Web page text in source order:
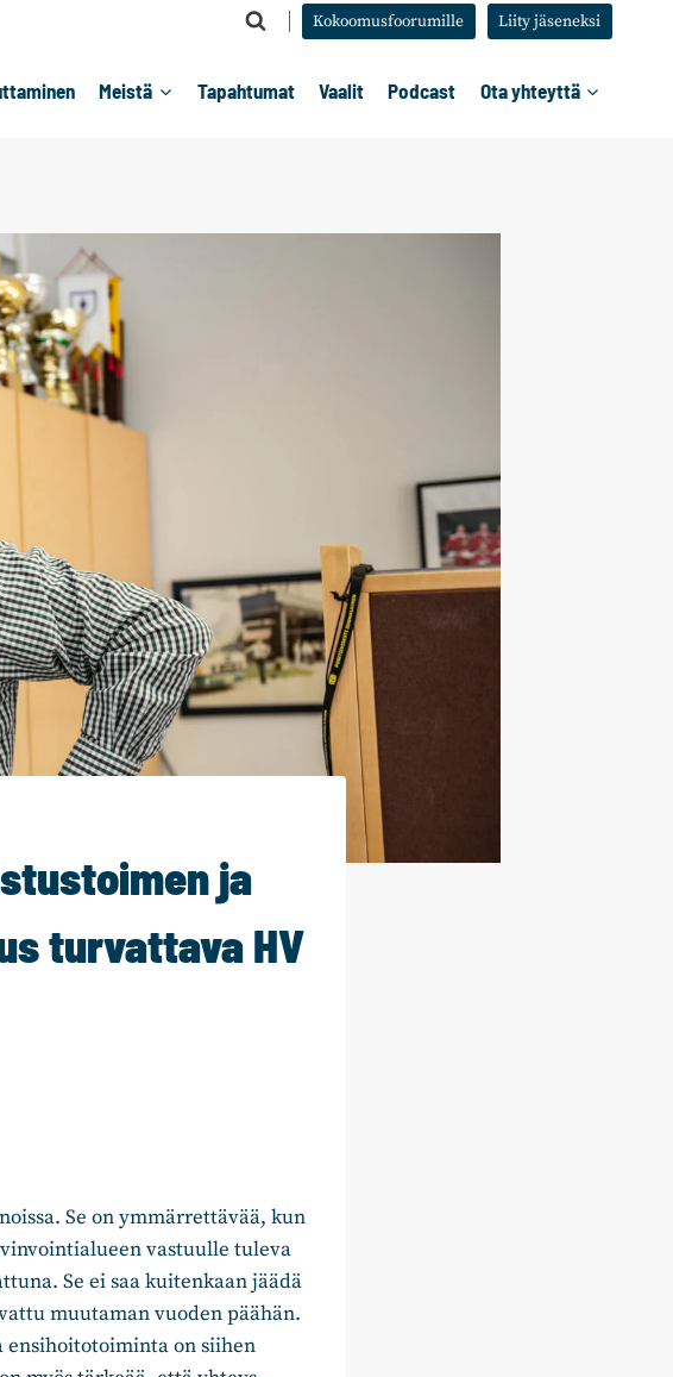
Kokoomusfoorumille Liity jäseneksi
Meistä Tapahtumat Vaalit Podcast Ota yhteyttä
ja
turvattava HV
Se on ymmärrettävää, kun
vastuulle tuleva
Se ei saa kuitenkaan jäädä
muutaman vuoden päähän.
ensihoitotoiminta on siihen